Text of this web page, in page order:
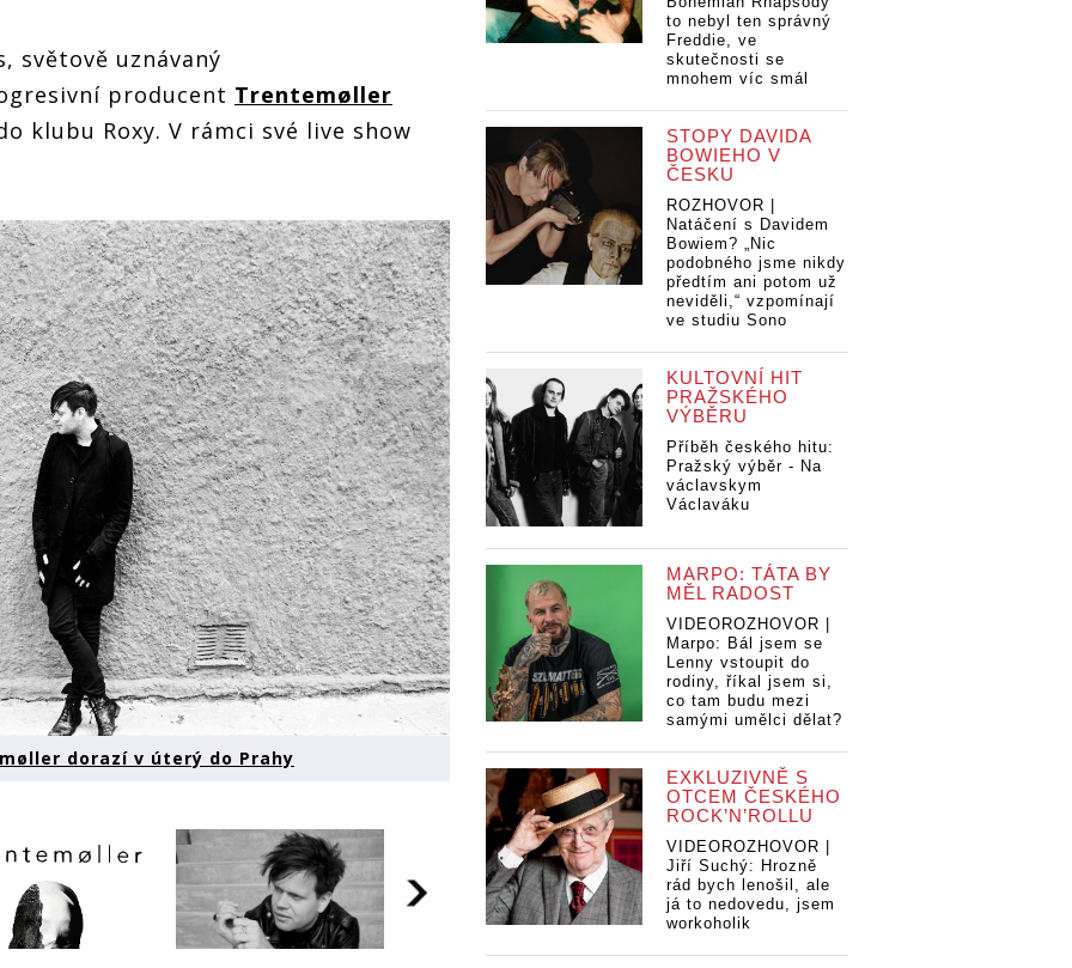
světově uznávaný
producent Trentemøller
klubu Roxy. V rámci své live show
dorazí v úterý do Prahy
to nebyl ten správný
Freddie, ve
skutečnosti se
mnohem víc smál
STOPY DAVIDA
BOWIEHO V
ČESKU
ROZHOVOR |
Natáčení s Davidem
Bowiem? „Nic
podobného jsme nikdy
předtím ani potom už
neviděli,“ vzpomínají
ve studiu Sono
KULTOVNÍ HIT
PRAŽSKÉHO
VÝBĚRU
Příběh českého hitu:
Pražský výběr - Na
václavskym
Václaváku
MARPO: TÁTA BY
MĚL RADOST
VIDEOROZHOVOR |
Marpo: Bál jsem se
Lenny vstoupit do
rodiny, říkal jsem si,
co tam budu mezi
samými umělci dělat?
EXKLUZIVNĚ S
OTCEM ČESKÉHO
ROCK’N’ROLLU
VIDEOROZHOVOR |
Jiří Suchý: Hrozně
rád bych lenošil, ale
já to nedovedu, jsem
workoholik